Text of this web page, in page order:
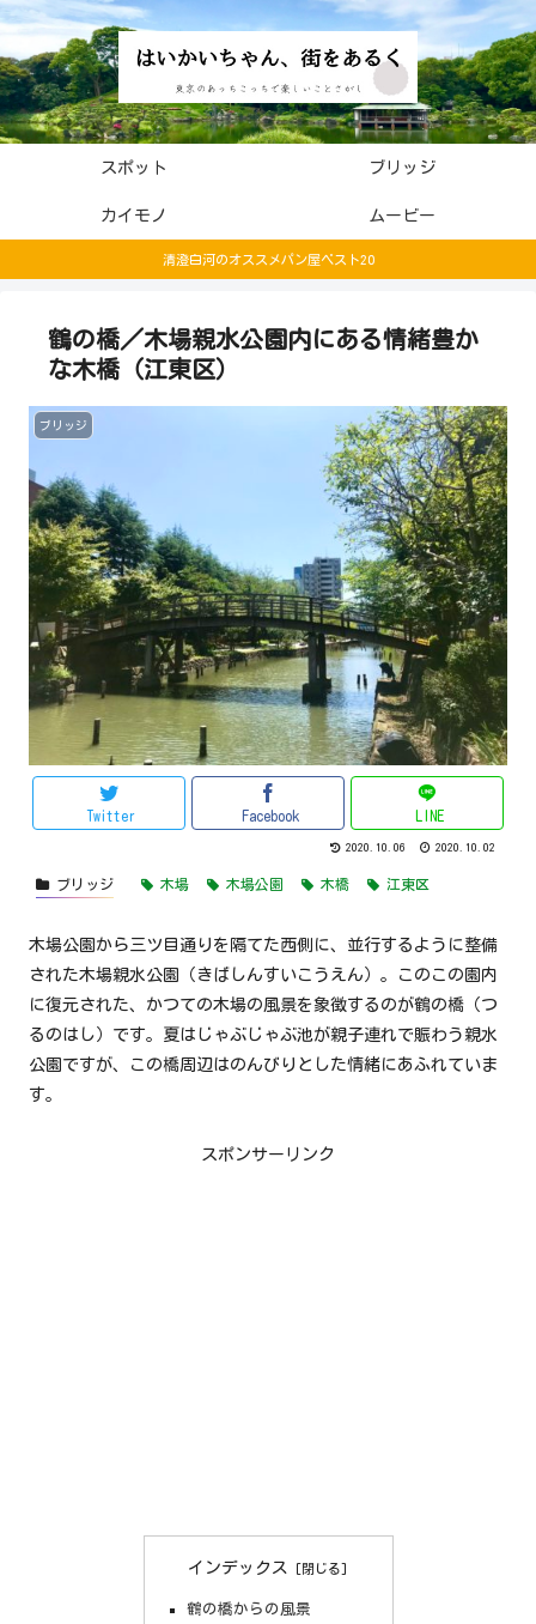
スポット ブリッジ
カイモノ ムービー
清澄白河のオススメパン屋ベスト20
鶴の橋／木場親水公園内にある情緒豊か
な木橋（江東区）
ブリッジ
Twitter Facebook LINE
2020.10.06 2020.10.02
ブリッジ 木場 木場公園 木橋 江東区
木場公園から三ツ目通りを隔てた西側に、並行するように整備
された木場親水公園（きばしんすいこうえん）。このこの園内
に復元された、かつての木場の風景を象徴するのが鶴の橋（つ
るのはし）です。夏はじゃぶじゃぶ池が親子連れで賑わう親水
公園ですが、この橋周辺はのんびりとした情緒にあふれていま
す。
スポンサーリンク
インデックス
鶴の橋からの風景